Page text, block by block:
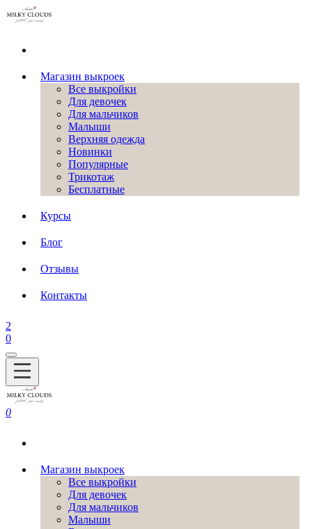
Магазин выкроек
Все выкройки
Для девочек
Для мальчиков
Малыши
Верхняя одежда
Новинки
Популярные
Трикотаж
Бесплатные
Курсы
Блог
Отзывы
Контакты
2
0
0
Магазин выкроек
Все выкройки
Для девочек
Для мальчиков
Малыши